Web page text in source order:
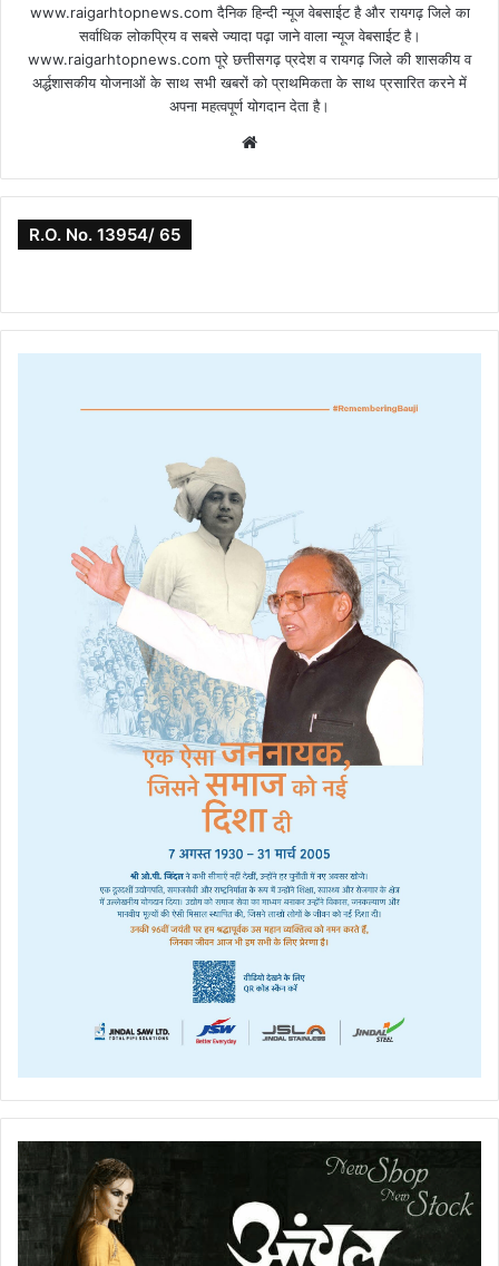
www.raigarhtopnews.com दैनिक हिन्दी न्यूज वेबसाईट है और रायगढ़ जिले का
सर्वाधिक लोकप्रिय व सबसे ज्यादा पढ़ा जाने वाला न्यूज वेबसाईट है।
www.raigarhtopnews.com पूरे छत्तीसगढ़ प्रदेश व रायगढ़ जिले की शासकीय व
अर्द्धशासकीय योजनाओं के साथ सभी खबरों को प्राथमिकता के साथ प्रसारित करने में
अपना महत्वपूर्ण योगदान देता है।
R.O. No. 13954/ 65